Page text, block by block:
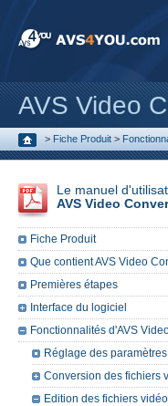
AVS Video
> Fiche Produit >
Le manuel
AVS Video
Fiche Produit
Que contient AVS Video
Premières étapes
Interface du logiciel
Fonctionnalités d'AVS
Réglage des
Conversion des fichiers
Edition des fichiers